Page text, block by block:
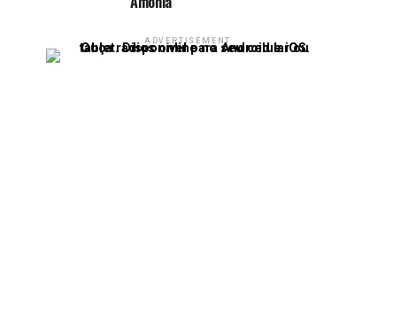
ADVERTISEMENT